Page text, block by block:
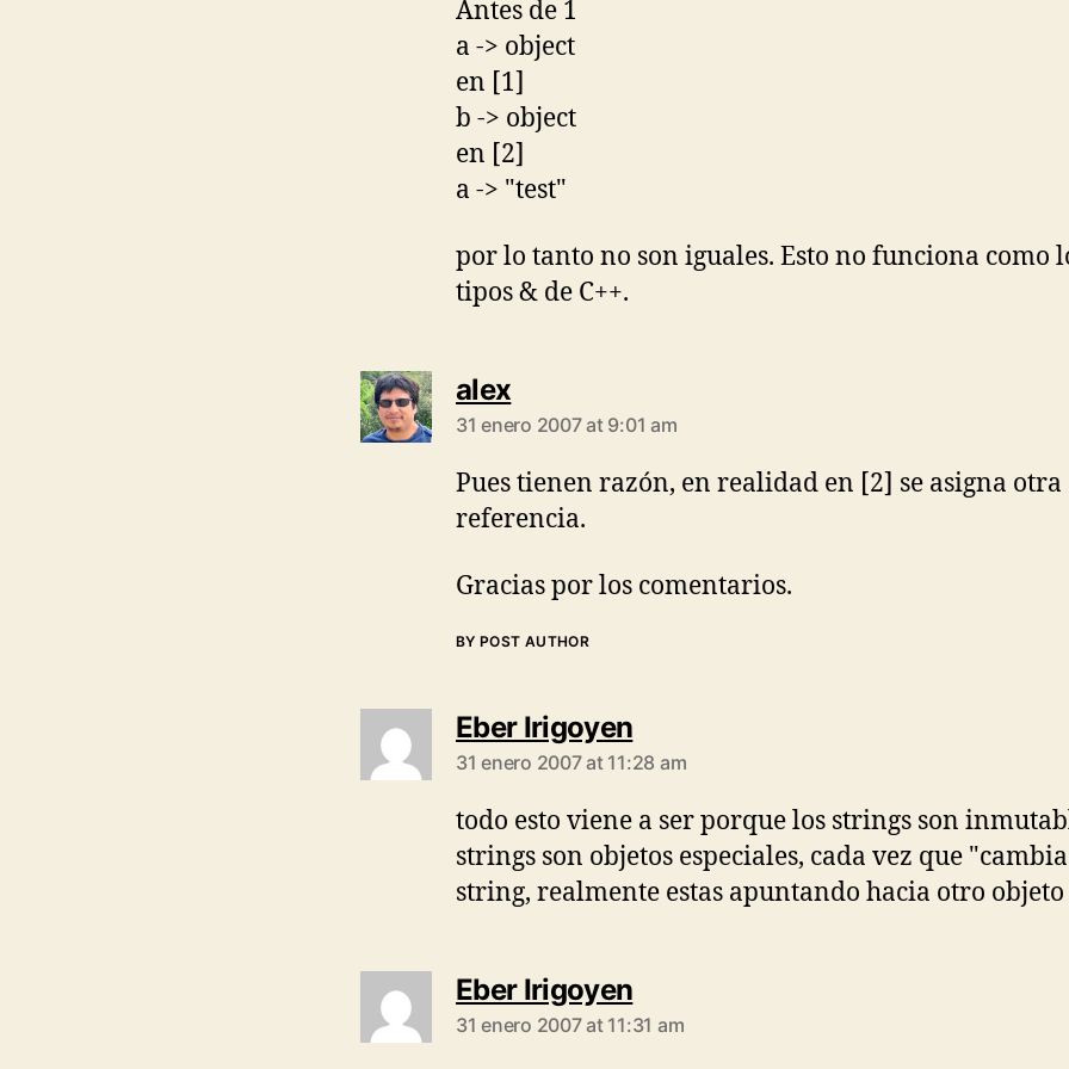
Antes de 1
a -> object
en [1]
b -> object
en [2]
a -> "test"
por lo tanto no son iguales. Esto no funciona como
tipos & de C++.
alexsays:
31 enero 2007 at 9:01 am
Pues tienen razón, en realidad en [2] se asigna otra
referencia.
Gracias por los comentarios.
BY POST AUTHOR
Eber Irigoyensays:
31 enero 2007 at 11:28 am
todo esto viene a ser porque los strings son
strings son objetos especiales, cada vez que
string, realmente estas apuntando hacia otro
Eber Irigoyensays:
31 enero 2007 at 11:31 am